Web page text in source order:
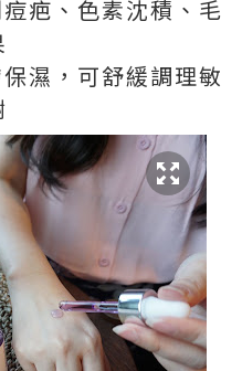
疤、色素沈積、毛
濕，可舒緩調理敏